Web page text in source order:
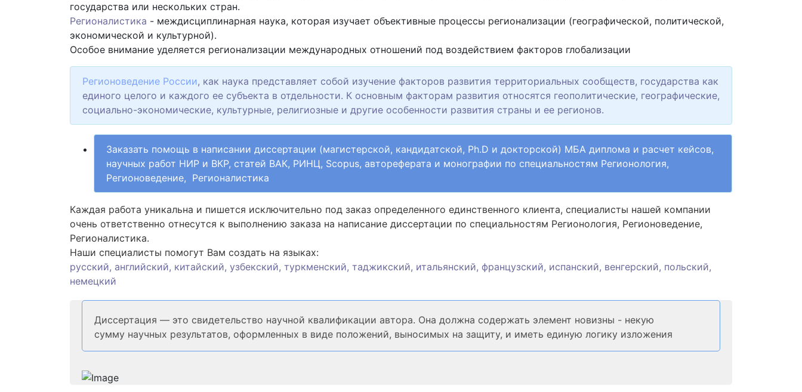
государства или нескольких стран.
Регионалистика - междисциплинарная наука, которая изучает объективные процессы регионализации (географической, политической,
экономической и культурной).
Особое внимание уделяется регионализации международных отношений под воздействием факторов глобализации
Регионоведение России, как наука представляет собой изучение факторов развития территориальных сообществ, государства как
единого целого и каждого ее субъекта в отдельности. К основным факторам развития относятся геополитические, географические,
социально-экономические, культурные, религиозные и другие особенности развития страны и ее регионов.
Заказать помощь в написании диссертации (магистерской, кандидатской, Ph.D и докторской) МБА диплома и расчет кейсов,
научных работ НИР и ВКР, статей ВАК, РИНЦ, Scopus, автореферата и монографии по специальностям Регионология,
Регионоведение, Регионалистика
Каждая работа уникальна и пишется исключительно под заказ определенного единственного клиента, специалисты нашей компании
очень ответственно отнесутся к выполнению заказа на написание диссертации по специальностям Регионология, Регионоведение,
Регионалистика.
Наши специалисты помогут Вам создать на языках:
русский, английский, китайский, узбекский, туркменский, таджикский, итальянский, французский, испанский, венгерский, польский,
немецкий
Диссертация — это свидетельство научной квалификации автора. Она должна содержать элемент новизны - некую
сумму научных результатов, оформленных в виде положений, выносимых на защиту, и иметь единую логику изложения